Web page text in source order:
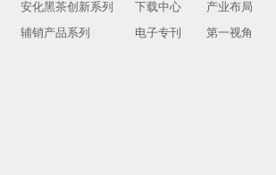
安化黑茶创新系列
辅销产品系列
下载中心
电子专刊
产业布局
第一视角